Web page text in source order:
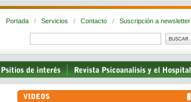
Portada / Servicios / Contacto / Suscripción a newsletter